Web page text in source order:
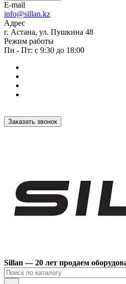
E-mail
info@sillan.kz
Адрес
г. Астана, ул. Пушкина 48
Режим работы
Пн - Пт: с 9:30 до 18:00
Заказать звонок
Sillan — 20 лет продаем